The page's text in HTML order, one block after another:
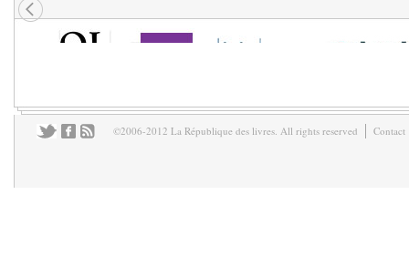
©2006-2012 La République des livres. All rights reserved Contact